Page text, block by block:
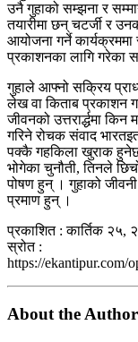
उनै गुहाको सम्झना र
तयारीमा छन् चटर्जी र
आयोजना गर्ने
प्रकाशनका लागि गरेका
गुहाले आफ्नो सक्रिय
लेख वा किताब प्रकाशन
जीवनको उत्तरार्द्धमा किन
गरिने रोचक संवाद
पक्कै गहकिला खुराक
भोगेका चुनौती, तिनले
पोषण हुन् । गुहाको
प्रमाण हुन् ।
प्रकाशित : कार्तिक २५,
स्रोत :
https://ekantipur.com/
About the Author